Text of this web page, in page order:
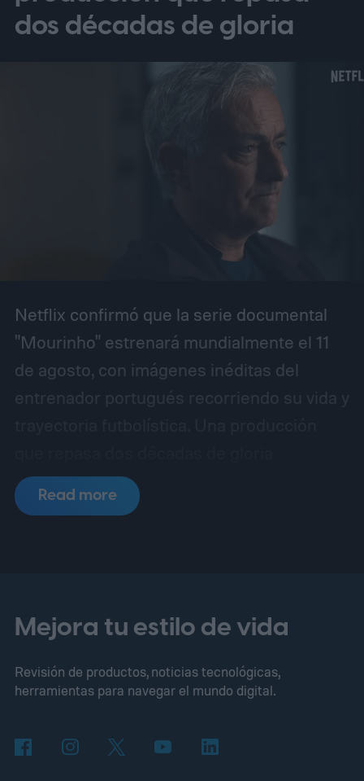
dos décadas de gloria
Netflix confirmó que la serie documental
"Mourinho" estrenará mundialmente el 11
de agosto, con imágenes inéditas del
entrenador portugués recorriendo su vida y
Read more
Mejora tu estilo de vida
Revisión de productos, noticias tecnológicas,
herramientas para navegar el mundo digital.